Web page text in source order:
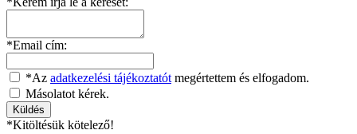
*Email cím:
*Az adatkezelési tájékoztatót megértettem és elfogadom.
Másolatot kérek.
*Kitöltésük kötelező!